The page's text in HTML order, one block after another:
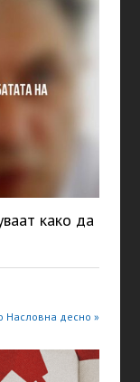
како да
Насловна десно »